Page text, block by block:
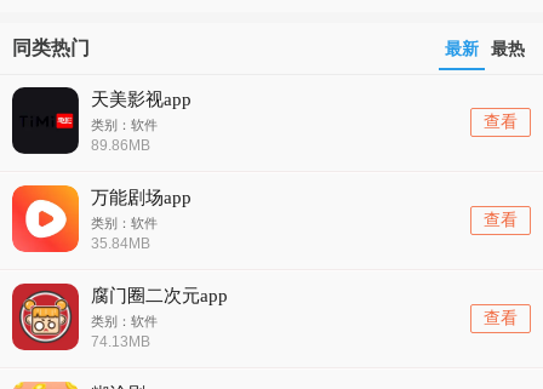
同类热门 最新 最热
天美影视app
类别：软件
89.86MB
查看
万能剧场app
类别：软件
35.84MB
查看
腐门圈二次元app
类别：软件
74.13MB
查看